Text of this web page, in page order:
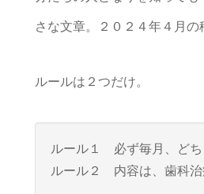
さな文章。２０２４年４月の
ルールは２つだけ。
ルール１ 必ず毎月、どち
ルール２ 内容は、歯科治